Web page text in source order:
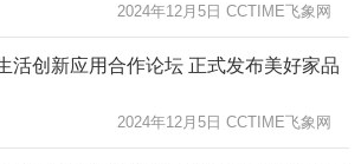
2024年12月5日 CCTIME飞象网
活创新应用合作论坛 正式发布美好家品
2024年12月5日 CCTIME飞象网